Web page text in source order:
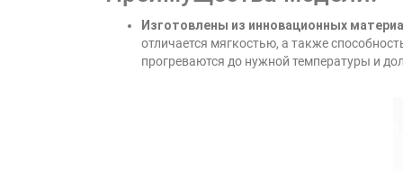
Изготовлены из инновационных
отличается мягкостью, а также
прогреваются до нужной температуры и